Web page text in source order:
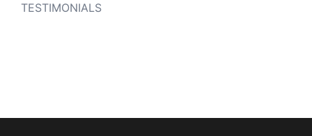
TESTIMONIALS